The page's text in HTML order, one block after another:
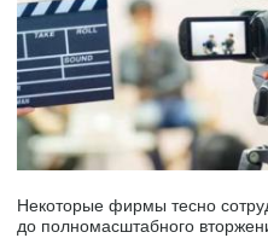
Некоторые фирмы тесно
до полномасштабного